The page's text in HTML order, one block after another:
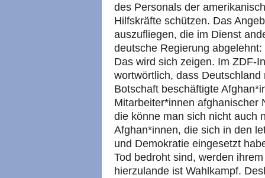
des Personals der
Hilfskräfte schützen. Das
auszufliegen, die im Dienst
deutsche Regierung
Das wird sich zeigen. Im ZDF-
wortwörtlich, dass
Botschaft beschäftigte
Mitarbeiter*innen afghanischer
die könne man sich nicht auch
Afghan*innen, die sich in den
und Demokratie eingesetzt
Tod bedroht sind, werden
hierzulande ist Wahlkampf.